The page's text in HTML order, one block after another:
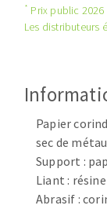
Disque
Roues
Meules
Brosses
* Prix public
Les distributeurs
Papier
sec de
Support :
Liant :
Abrasif :